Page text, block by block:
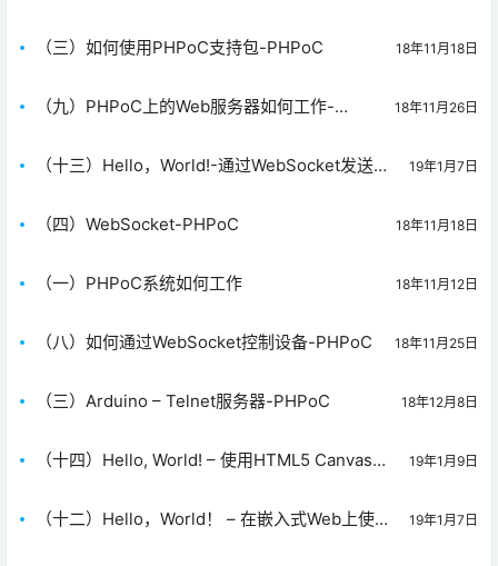
（三）如何使用PHPoC支持包-PHPoC 18年11月18日
（九）PHPoC上的Web服务器如何工作-
18年11月26日
（十三）Hello，World!-通过WebSocket发送消
19年1月7日
（四）WebSocket-PHPoC 18年11月18日
（一）PHPoC系统如何工作 18年11月12日
（八）如何通过WebSocket控制设备-PHPoC 18年11月25日
（三）Arduino – Telnet服务器-PHPoC 18年12月8日
（十四）Hello, World! – 使用HTML5 Canvas绘
19年1月9日
（十二）Hello，World！ – 在嵌入式Web上使用
19年1月7日